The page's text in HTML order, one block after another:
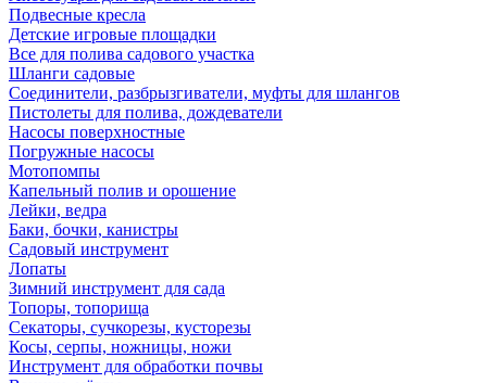
Подвесные кресла
Детские игровые площадки
Все для полива садового участка
Шланги садовые
Соединители, разбрызгиватели, муфты для шлангов
Пистолеты для полива, дождеватели
Насосы поверхностные
Погружные насосы
Мотопомпы
Капельный полив и орошение
Лейки, ведра
Баки, бочки, канистры
Садовый инструмент
Лопаты
Зимний инструмент для сада
Топоры, топорища
Секаторы, сучкорезы, кусторезы
Косы, серпы, ножницы, ножи
Инструмент для обработки почвы